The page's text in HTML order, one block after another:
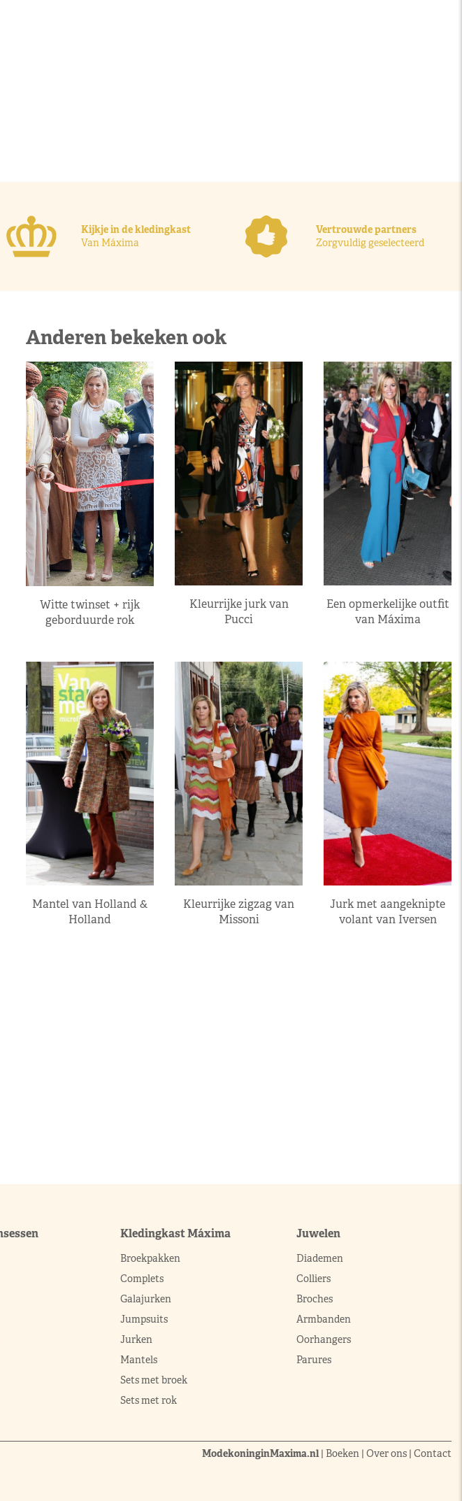
Kijkje in de kledingkast
Van Máxima
Vertrouwde partners
Zorgvuldig geselecteerd
Anderen bekeken ook
Witte twinset + rijk
geborduurde rok
Kleurrijke jurk van
Pucci
Een opmerkelijke outfit
van Máxima
Mantel van Holland &
Holland
Kleurrijke zigzag van
Missoni
Jurk met aangeknipte
volant van Iversen
Kledingkast Máxima
Broekpakken
Complets
Galajurken
Jumpsuits
Jurken
Mantels
Sets met broek
Sets met rok
Juwelen
Diademen
Colliers
Broches
Armbanden
Oorhangers
Parures
ModekoninginMaxima.nl| Boeken | Over ons | Contact